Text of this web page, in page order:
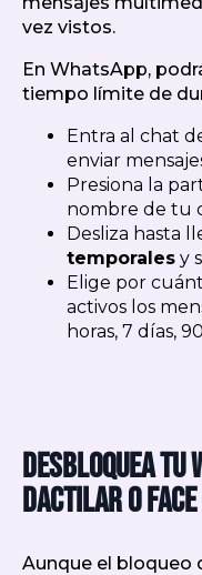
vez vistos.
En WhatsApp,
tiempo límite de
Entra al chat
enviar
Presiona la
nombre de tu
Desliza hasta
temporales y
Elige por
activos los
horas, 7 días,
Desbloquea tu
dactilar o Face
Aunque el bloqueo